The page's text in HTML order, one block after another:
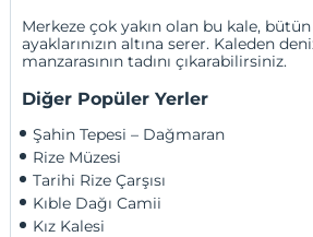
Merkeze çok yakın olan bu kale, bütün
ayaklarınızın altına serer. Kaleden
manzarasının tadını çıkarabilirsiniz.
Diğer Popüler Yerler
Şahin Tepesi – Dağmaran
Rize Müzesi
Tarihi Rize Çarşısı
Kıble Dağı Camii
Kız Kalesi